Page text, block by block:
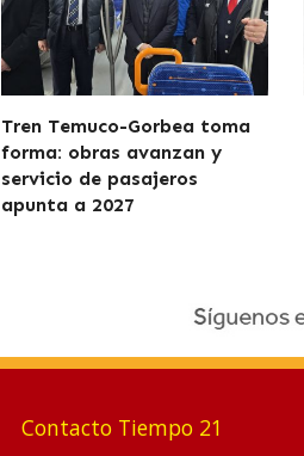
Tren Temuco-Gorbea toma
forma: obras avanzan y
servicio de pasajeros
apunta a 2027
Contacto Tiempo 21